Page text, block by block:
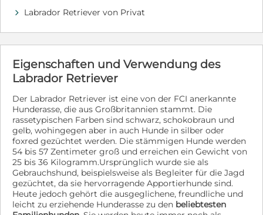
- kastriert Sie wird nur vermittelt mit. - positiver
So reist der Hund zu dir: Unsere Hunde befinden sich
in Kroatien und Bosnien-Herzegowina, könnten aber
Deutschland reisen. Es gibt verschiedene Abholorte in
ganz Deutschland: München, Nürnberg, Würzburg,
Option: Du bist dir nicht sicher, ob unser Schützling zu
dir und deinem Rudel passt? Als Pflegestelle mit
Option hast du einen Monat Zeit, um zu entscheiden,
ob du sie adoptieren möchtest. Verträglichkeit mit
Katzen: Aufgrund der Rudelhaltung, gibt es vor Ort
keine Katzen und ein Verträglichkeitstest kann vorab
nicht durchgeführt werden. Letztendlich sind diese Test
in einer Auffangstation auch wenig aussagekräftig, da
eine häusliche Situation nie nachgestellt werden kann
und für eine gute Vergesellschaftung auch viel von der
vorhandenen Katze, sowie von der Erfahrung der
d Labrador Retriever von Privat
Eigenschaften und Verwendung des
Labrador Retriever
Der Labrador Retriever ist eine von der FCI anerkannte
Hunderasse, die aus Großbritannien stammt. Die
rassetypischen Farben sind schwarz, schokobraun und
gelb, wohingegen aber in auch Hunde in silber oder
foxred gezüchtet werden. Die stämmigen Hunde werden
54 bis 57 Zentimeter groß und erreichen ein Gewicht von
25 bis 36 Kilogramm.Ursprünglich wurde sie als
Gebrauchshund, beispielsweise als Begleiter für die Jagd
gezüchtet, da sie hervorragende Apportierhunde sind.
Heute jedoch gehört die ausgeglichene, freundliche und
leicht zu erziehende Hunderasse zu den beliebtesten